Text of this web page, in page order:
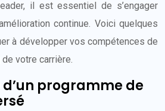
il est essentiel de s’engager
continue. Voici quelques
à développer vos compétences de
votre carrière.
programme de